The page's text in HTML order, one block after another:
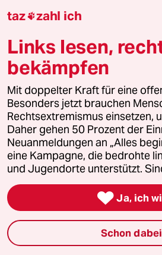
Kantine
Shop
Anzeigen
Fragen & Hilfe
Feedback
Aboservice
ePaper Login
Downloads für Abonnierende
taz zahl ich
Links lesen,
bekämpfen
Mit doppelter Kraft für eine
Besonders jetzt brauchen
Rechtsextremismus einsetzen,
Daher gehen 50 Prozent der
Neuanmeldungen an „Alles
eine Kampagne, die bedrohte
und Jugendorte unterstützt.
 Ja, ich
Schon